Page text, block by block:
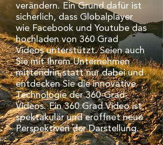
verändern. Ein Grund dafür ist
sicherlich, dass Globalplayer
wie Facebook und Youtube das
hochladen von 360 Grad
Videos unterstützt. Seien auch
Sie mit Ihrem Unternehmen
mittendrin statt nur dabei und
entdecken Sie die innovative
Technologie der 360-Grad-
Videos. Ein 360 Grad Video ist
spektakulär und eröffnet neue
Perspektiven der Darstellung.